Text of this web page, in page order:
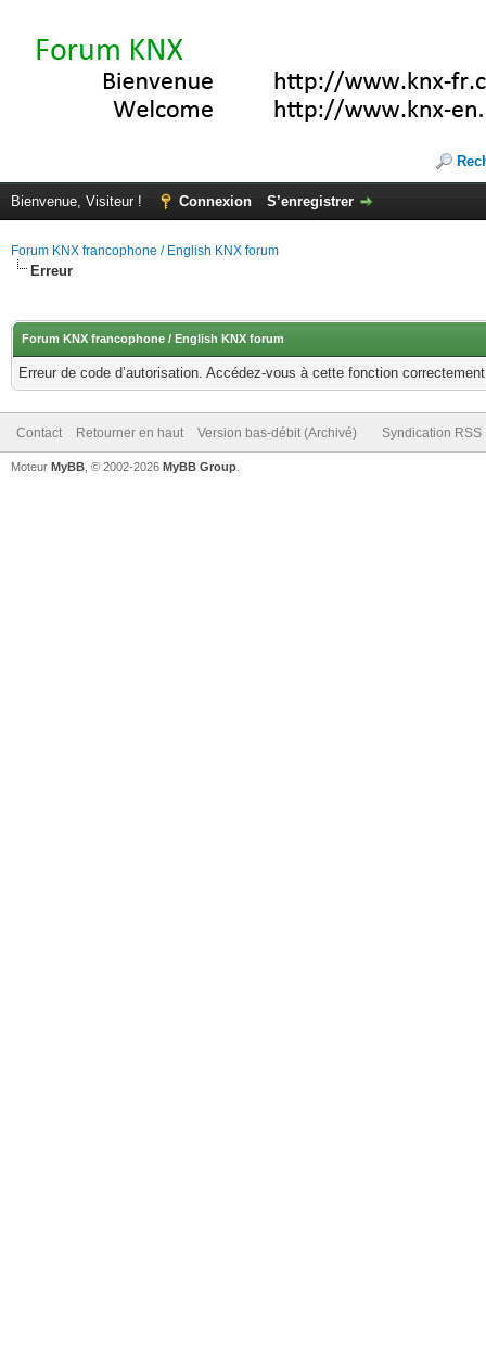
Bienvenue, Visiteur ! Connexion S’enregistrer
Forum KNX francophone / English KNX forum
Erreur
Forum KNX francophone / English KNX forum
Erreur de code d’autorisation. Accédez-vous à cette fonction
Contact Retourner en haut Version bas-débit (Archivé) Syndication RSS
Moteur MyBB , © 2002-2026 MyBB Group